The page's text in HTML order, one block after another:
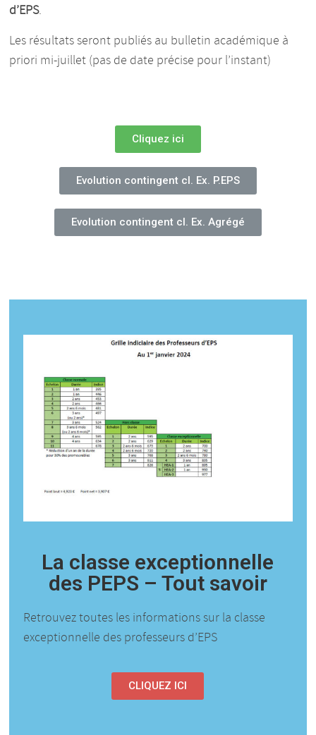
d’EPS.
Les résultats seront publiés au bulletin académique à
priori mi-juillet (pas de date précise pour l’instant)
Cliquez ici
Evolution contingent cl. Ex. P.EPS
Evolution contingent cl. Ex. Agrégé
La classe exceptionnelle
des PEPS – Tout savoir
Retrouvez toutes les informations sur la classe
exceptionnelle des professeurs d’EPS
CLIQUEZ ICI